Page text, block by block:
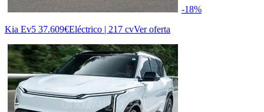
-18%
Kia Ev5 37.609€Eléctrico | 217 cvVer oferta